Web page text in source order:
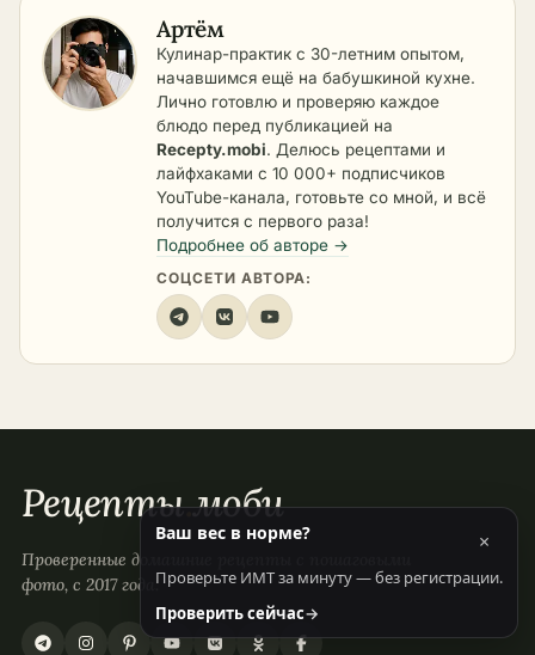
Артём
Кулинар-практик с 30-летним опытом,
начавшимся ещё на бабушкиной кухне.
Лично готовлю и проверяю каждое
блюдо перед публикацией на
Recepty.mobi. Делюсь рецептами и
лайфхаками с 10 000+ подписчиков
YouTube-канала, готовьте со мной, и всё
получится с первого раза!
Подробнее об авторе →
СОЦСЕТИ АВТОРА:
Рецепты.моби
Проверенные домашние рецепты с пошаговыми
фото, с 2017 года.
Ваш вес в норме? ×
Проверьте ИМТ за минуту — без регистрации.
Проверить сейчас→